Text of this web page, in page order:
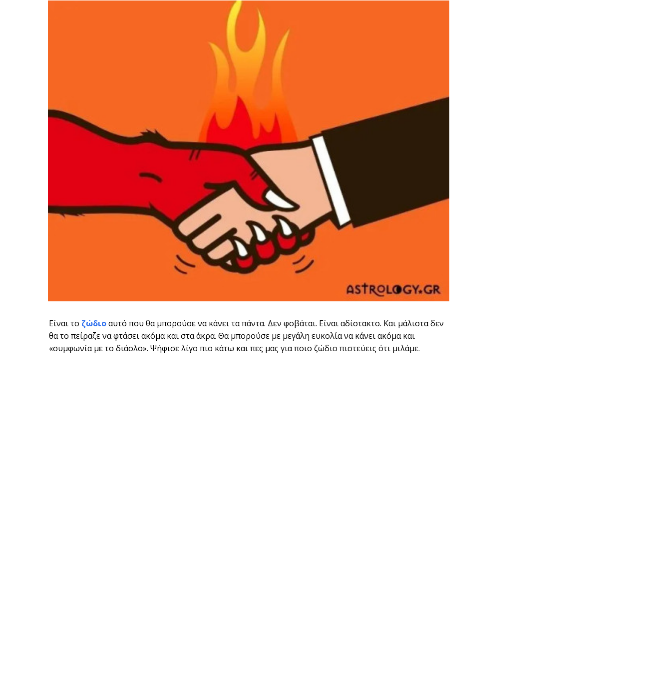
Είναι το ζώδιοαυτό που θα μπορούσε να κάνει τα πάντα. Δεν φοβάται. Είναι αδίστακτο. Και μάλιστα δεν
θα το πείραζε να φτάσει ακόμα και στα άκρα. Θα μπορούσε με μεγάλη ευκολία να κάνει ακόμα και
«συμφωνία με το διάολο». Ψήφισε λίγο πιο κάτω και πες μας για ποιο ζώδιο πιστεύεις ότι μιλάμε.